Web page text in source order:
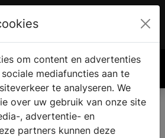
€ 0.00
om content en advertenties
mediafuncties aan te
te analyseren. We
over uw gebruik van onze site
, advertentie- en
partners kunnen deze